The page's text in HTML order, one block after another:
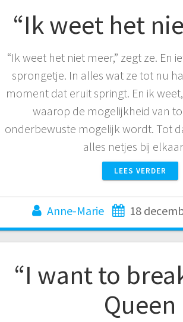
“Ik weet het
“Ik weet het niet meer,” zegt ze. En
sprongetje. In alles wat ze tot nu
moment dat eruit springt. En ik
waarop de mogelijkheid van
onderbewuste mogelijk wordt. Tot
alles netjes bij
LEES VERDER
Anne-Marie 18
“I want to
Queen